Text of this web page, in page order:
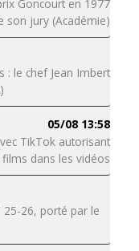
Goncourt en 1977
son jury (Académie)
: le chef Jean Imbert
05/08 13:58
TikTok autorisant
dans les vidéos
25-26, porté par le